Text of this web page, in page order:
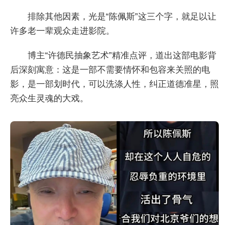
排除其他因素，光是“陈佩斯”这三个字，就足以让
许多老一辈观众走进影院。
博主“许德民抽象艺术”精准点评，道出这部电影背
后深刻寓意：这是一部不需要情怀和包容来关照的电
影，是一部划时代，可以洗涤人性，纠正道德准星，照
亮众生灵魂的大戏。